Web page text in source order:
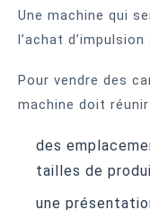
Une machine qui
l’achat
Pour vendre des
machine doit
des
tailles de
une